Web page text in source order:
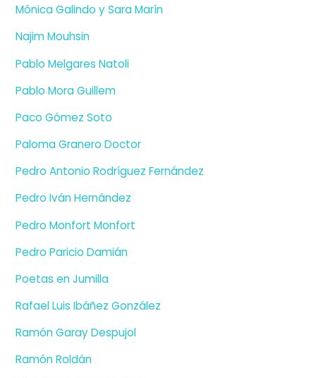
Mónica Galindo y Sara Marín
Najim Mouhsin
Pablo Melgares Natoli
Pablo Mora Guillem
Paco Gómez Soto
Paloma Granero Doctor
Pedro Antonio Rodríguez Fernández
Pedro Iván Hernández
Pedro Monfort Monfort
Pedro Paricio Damián
Poetas en Jumilla
Rafael Luis Ibáñez González
Ramón Garay Despujol
Ramón Roldán